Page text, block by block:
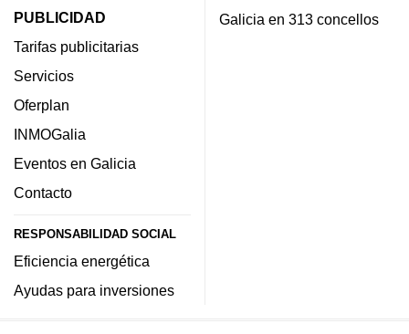
PUBLICIDAD
Tarifas publicitarias
Servicios
Oferplan
INMOGalia
Eventos en Galicia
Contacto
RESPONSABILIDAD SOCIAL
Eficiencia energética
Ayudas para inversiones
Galicia en 313 concellos